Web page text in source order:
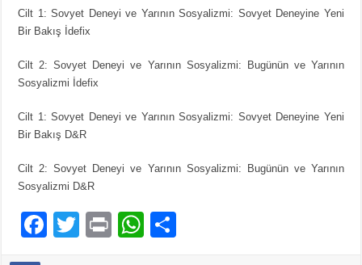
Cilt 1: Sovyet Deneyi ve Yarının Sosyalizmi: Sovyet Deneyine Yeni
Bir Bakış İdefix
Cilt 2: Sovyet Deneyi ve Yarının Sosyalizmi: Bugünün ve Yarının
Sosyalizmi İdefix
Cilt 1: Sovyet Deneyi ve Yarının Sosyalizmi: Sovyet Deneyine Yeni
Bir Bakış D&R
Cilt 2: Sovyet Deneyi ve Yarının Sosyalizmi: Bugünün ve Yarının
Sosyalizmi D&R
F
T
Pr W